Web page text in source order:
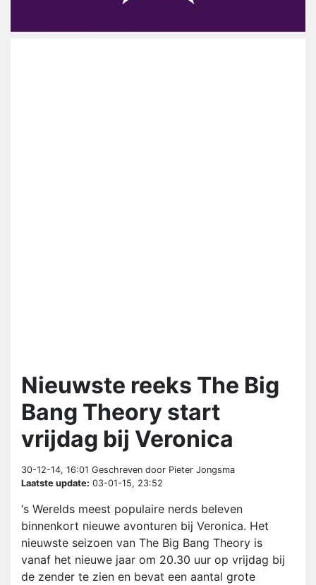
Nieuwste reeks The Big
Bang Theory start
vrijdag bij Veronica
30-12-14, 16:01 Geschreven door Pieter Jongsma
Laatste update: 03-01-15, 23:52
‘s Werelds meest populaire nerds beleven
binnenkort nieuwe avonturen bij Veronica. Het
nieuwste seizoen van The Big Bang Theory is
vanaf het nieuwe jaar om 20.30 uur op vrijdag bij
de zender te zien en bevat een aantal grote